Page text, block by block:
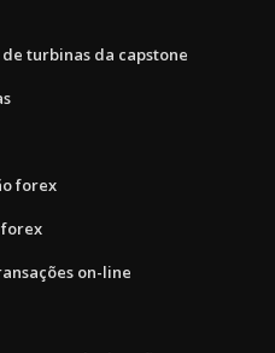
turbinas da capstone
forex
forex
on-line